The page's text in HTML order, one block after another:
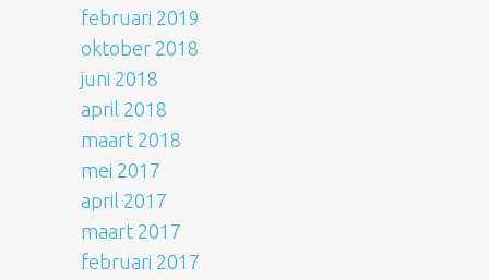
februari 2019
oktober 2018
juni 2018
april 2018
maart 2018
mei 2017
april 2017
maart 2017
februari 2017